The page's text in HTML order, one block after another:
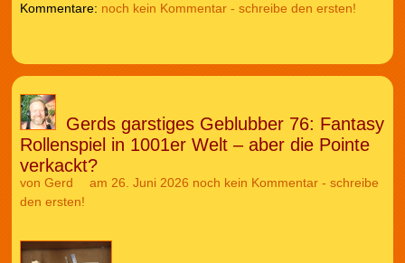
noch kein Kommentar - schreibe den ersten!
Gerds garstiges Geblubber 76: Fantasy
Rollenspiel in 1001er Welt – aber die Pointe
verkackt?
von Gerd am 26. Juni 2026 noch kein Kommentar - schreibe
den ersten!